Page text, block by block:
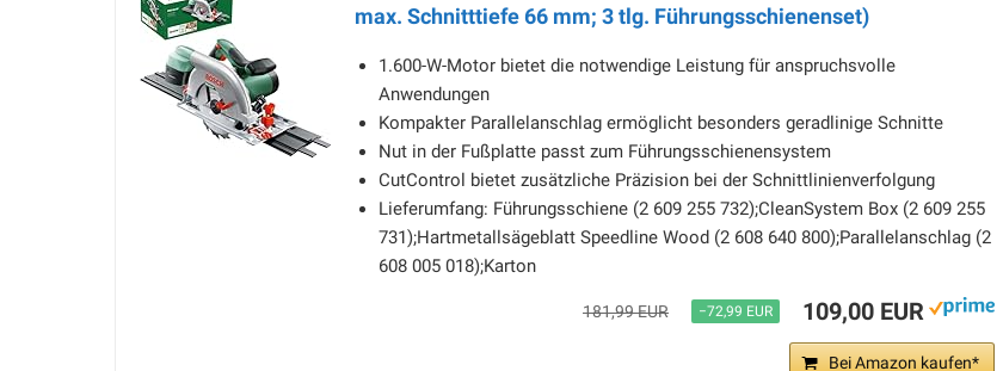
max. Schnitttiefe 66 mm; 3 tlg. Führungsschienenset)
1.600-W-Motor bietet die notwendige Leistung für anspruchsvolle
Anwendungen
Kompakter Parallelanschlag ermöglicht besonders geradlinige Schnitte
Nut in der Fußplatte passt zum Führungsschienensystem
CutControl bietet zusätzliche Präzision bei der Schnittlinienverfolgung
Lieferumfang: Führungsschiene (2 609 255 732);CleanSystem Box (2 609 255
731);Hartmetallsägeblatt Speedline Wood (2 608 640 800);Parallelanschlag (2
608 005 018);Karton
181,99 EUR −72,99 EUR 109,00 EUR
Bei Amazon kaufen*